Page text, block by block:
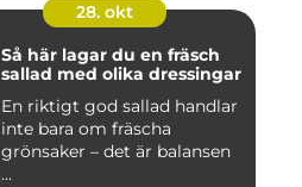
28. okt
Så här lagar du en fräsch
sallad med olika dressingar
En riktigt god sallad handlar
inte bara om fräscha
grönsaker – det är balansen
...